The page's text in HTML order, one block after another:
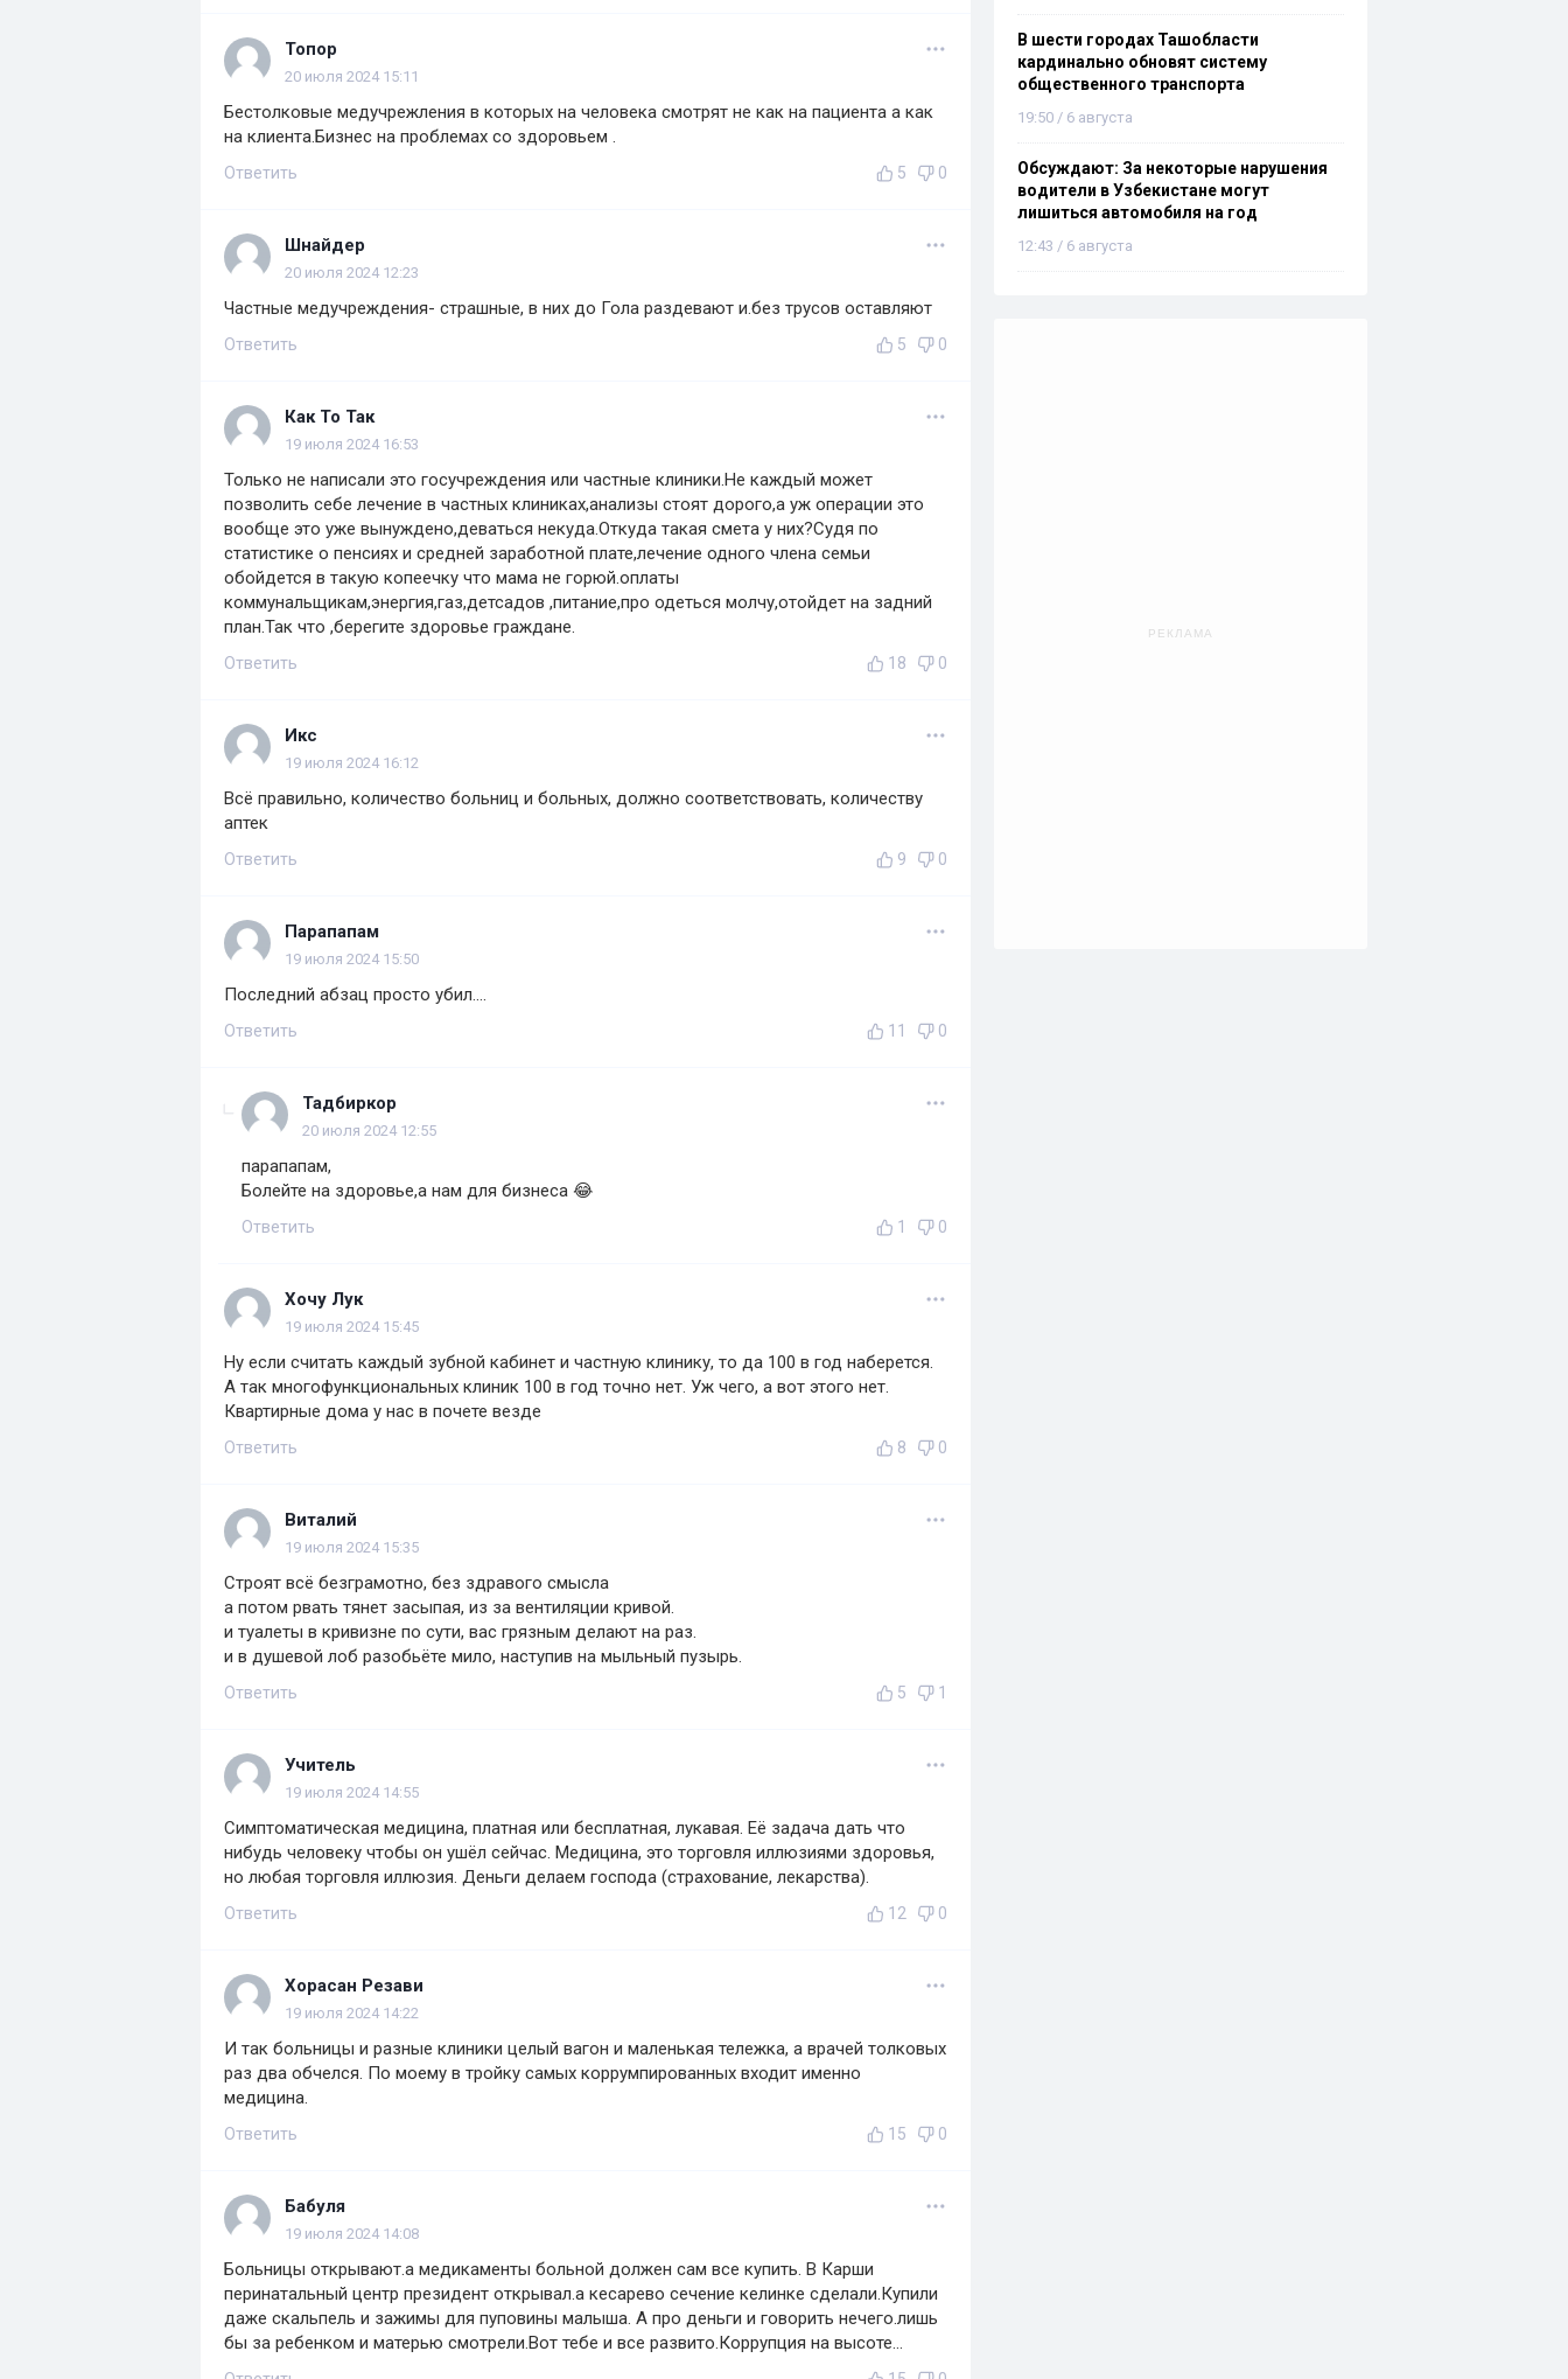
Топор
20 июля 2024 15:11
Бестолковые медучрежления в которых на человека смотрят не как на пациента а как
на клиента.Бизнес на проблемах со здоровьем .
Ответить 5 0
Шнайдер
20 июля 2024 12:23
Частные медучреждения- страшные, в них до Гола раздевают и.без трусов оставляют
Ответить 5 0
Как То Так
19 июля 2024 16:53
Только не написали это госучреждения или частные клиники.Не каждый может
позволить себе лечение в частных клиниках,анализы стоят дорого,а уж операции это
вообще это уже вынуждено,деваться некуда.Откуда такая смета у них?Судя по
статистике о пенсиях и средней заработной плате,лечение одного члена семьи
обойдется в такую копеечку что мама не горюй.оплаты
коммунальщикам,энергия,газ,детсадов ,питание,про одеться молчу,отойдет на задний
план.Так что ,берегите здоровье граждане.
Ответить 18 0
Икс
19 июля 2024 16:12
Всё правильно, количество больниц и больных, должно соответствовать, количеству
аптек
Ответить 9 0
Парапапам
19 июля 2024 15:50
Последний абзац просто убил....
Ответить 11 0
Тадбиркор
20 июля 2024 12:55
парапапам,
Болейте на здоровье,а нам для бизнеса 😂
Ответить 1 0
Хочу Лук
19 июля 2024 15:45
Ну если считать каждый зубной кабинет и частную клинику, то да 100 в год наберется.
А так многофункциональных клиник 100 в год точно нет. Уж чего, а вот этого нет.
Квартирные дома у нас в почете везде
Ответить 8 0
Виталий
19 июля 2024 15:35
Строят всё безграмотно, без здравого смысла
а потом рвать тянет засыпая, из за вентиляции кривой.
и туалеты в кривизне по сути, вас грязным делают на раз.
и в душевой лоб разобьёте мило, наступив на мыльный пузырь.
Ответить 5 1
Учитель
19 июля 2024 14:55
Симптоматическая медицина, платная или бесплатная, лукавая. Её задача дать что
нибудь человеку чтобы он ушёл сейчас. Медицина, это торговля иллюзиями здоровья,
но любая торговля иллюзия. Деньги делаем господа (страхование, лекарства).
Ответить 12 0
Хорасан Резави
19 июля 2024 14:22
И так больницы и разные клиники целый вагон и маленькая тележка, а врачей толковых
раз два обчелся. По моему в тройку самых коррумпированных входит именно
медицина.
Ответить 15 0
Бабуля
19 июля 2024 14:08
Больницы открывают.а медикаменты больной должен сам все купить. В Карши
перинатальный центр президент открывал.а кесарево сечение келинке сделали.Купили
даже скальпель и зажимы для пуповины малыша. А про деньги и говорить нечего.лишь
бы за ребенком и матерью смотрели.Вот тебе и все развито.Коррупция на высоте...
В шести городах Ташобласти
кардинально обновят систему
общественного транспорта
19:50 / 6 августа
Обсуждают: За некоторые нарушения
водители в Узбекистане могут
лишиться автомобиля на год
12:43 / 6 августа